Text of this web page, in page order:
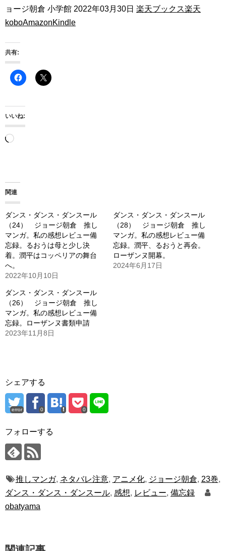
ョージ朝倉 小学館 2022年03月30日 楽天ブックス楽天
koboAmazonKindle
共有:
いいね:
読
み
中…
関連
ダンス・ダンス・ダンスール
（24） ジョージ朝倉 推し
マンガ。私の感想レビュー備
忘録。るおうは母と少し決
着。潤平はコッペリアの舞台
へ。
2022年10月10日
ダンス・ダンス・ダンスール
（28） ジョージ朝倉 推し
マンガ。私の感想レビュー備
忘録。潤平、るおうと再会。
ローザンヌ開幕。
2024年6月17日
ダンス・ダンス・ダンスール
（26） ジョージ朝倉 推し
マンガ。私の感想レビュー備
忘録。ローザンヌ書類申請
2023年11月8日
シェアする
error 0 0
フォローする
推しマンガ, ネタバレ注意, アニメ化, ジョージ朝倉, 23巻,
ダンス・ダンス・ダンスール, 感想, レビュー, 備忘録
obatyama